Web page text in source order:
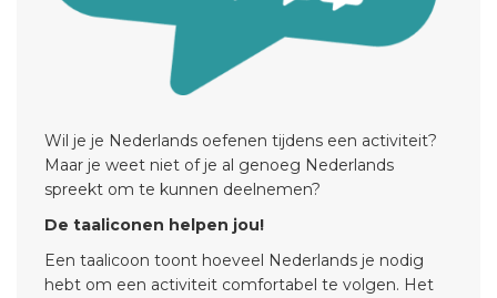
Wil je je Nederlands oefenen tijdens een activiteit?
Maar je weet niet of je al genoeg Nederlands
spreekt om te kunnen deelnemen?
De taaliconen helpen jou!
Een taalicoon toont hoeveel Nederlands je nodig
hebt om een activiteit comfortabel te volgen. Het